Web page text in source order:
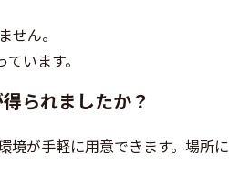
ん。
います。
られましたか？
境が手軽に用意できます。場所に